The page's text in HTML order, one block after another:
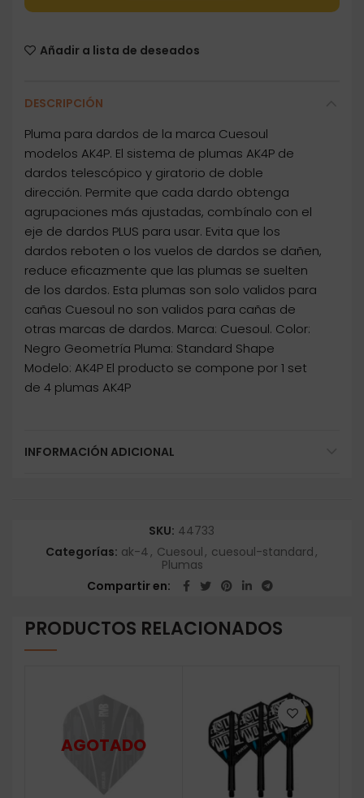
Añadir a lista de deseados
DESCRIPCIÓN
Pluma para dardos de la marca Cuesoul
modelos AK4P. El sistema de plumas AK4P de
dardos telescópico y giratorio de doble
dirección. Permite que cada dardo obtenga
agrupaciones más ajustadas, combínalo con el
eje de dardos PLUS para usar. Evita que los
dardos reboten o los vuelos de dardos se dañen,
reduce eficazmente que las plumas se suelten
de los dardos. Esta plumas son solo validos para
cañas Cuesoul no son validos para cañas de
otras marcas de dardos. Marca: Cuesoul. Color:
Negro Geometría Pluma: Standard Shape
Modelo: AK4P El producto se compone por 1 set
de 4 plumas AK4P
INFORMACIÓN ADICIONAL
SKU: 44733
Categorías: ak-4, Cuesoul, cuesoul-standard,
Plumas
Compartir en
PRODUCTOS RELACIONADOS